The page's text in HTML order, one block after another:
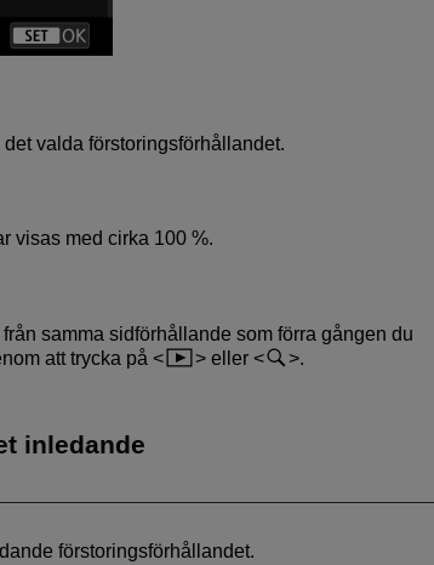
valda förstoringsförhållandet.
visas med cirka 100 %.
samma sidförhållande som förra gången du
att trycka på
eller .
inledande
förstoringsförhållandet.